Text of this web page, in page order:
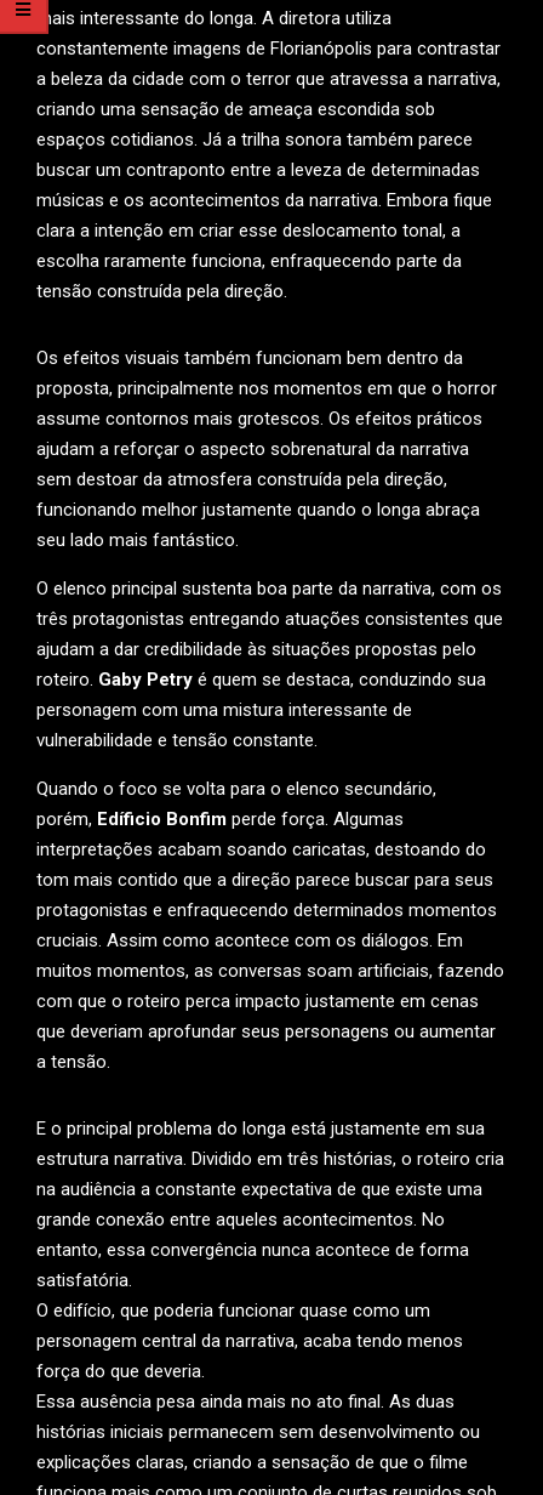
mais interessante do longa. A diretora utiliza
constantemente imagens de Florianópolis para contrastar
a beleza da cidade com o terror que atravessa a narrativa,
criando uma sensação de ameaça escondida sob
espaços cotidianos. Já a trilha sonora também parece
buscar um contraponto entre a leveza de determinadas
músicas e os acontecimentos da narrativa. Embora fique
clara a intenção em criar esse deslocamento tonal, a
escolha raramente funciona, enfraquecendo parte da
tensão construída pela direção.
Os efeitos visuais também funcionam bem dentro da
proposta, principalmente nos momentos em que o horror
assume contornos mais grotescos. Os efeitos práticos
ajudam a reforçar o aspecto sobrenatural da narrativa
sem destoar da atmosfera construída pela direção,
funcionando melhor justamente quando o longa abraça
seu lado mais fantástico.
O elenco principal sustenta boa parte da narrativa, com os
três protagonistas entregando atuações consistentes que
ajudam a dar credibilidade às situações propostas pelo
roteiro. Gaby Petry é quem se destaca, conduzindo sua
personagem com uma mistura interessante de
vulnerabilidade e tensão constante.
Quando o foco se volta para o elenco secundário,
porém, Edíficio Bonfim perde força. Algumas
interpretações acabam soando caricatas, destoando do
tom mais contido que a direção parece buscar para seus
protagonistas e enfraquecendo determinados momentos
cruciais. Assim como acontece com os diálogos. Em
muitos momentos, as conversas soam artificiais, fazendo
com que o roteiro perca impacto justamente em cenas
que deveriam aprofundar seus personagens ou aumentar
a tensão.
E o principal problema do longa está justamente em sua
estrutura narrativa. Dividido em três histórias, o roteiro cria
na audiência a constante expectativa de que existe uma
grande conexão entre aqueles acontecimentos. No
entanto, essa convergência nunca acontece de forma
satisfatória.
O edifício, que poderia funcionar quase como um
personagem central da narrativa, acaba tendo menos
força do que deveria.
Essa ausência pesa ainda mais no ato final. As duas
histórias iniciais permanecem sem desenvolvimento ou
explicações claras, criando a sensação de que o filme